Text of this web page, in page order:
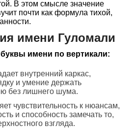
В этом смысле значение
почти как формула тихой,
имени Гуломали
имени по вертикали:
внутренний каркас,
и умение держать
без лишнего шума.
чувствительность к нюансам,
и способность замечать то,
взгляда.